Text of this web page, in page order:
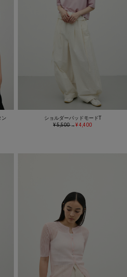
ン
ショルダーパッドモードT
¥ 5,500→¥ 4,400